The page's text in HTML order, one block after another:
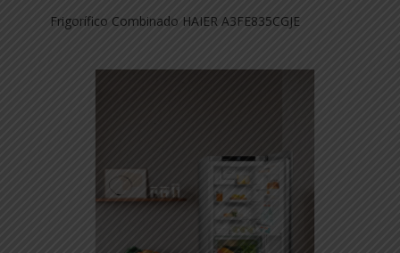
Frigorífico Combinado HAIER A3FE835CGJE